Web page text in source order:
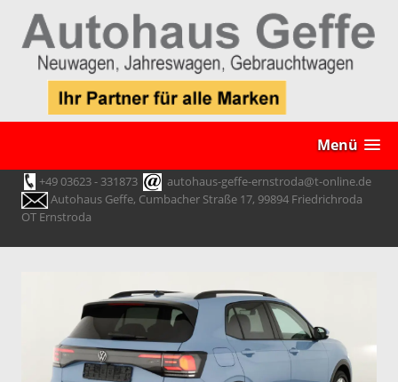
Menü
+49 03623 - 331873
autohaus-geffe-ernstroda@t-online.de
Autohaus Geffe, Cumbacher Straße 17, 99894 Friedrichroda
OT Ernstroda